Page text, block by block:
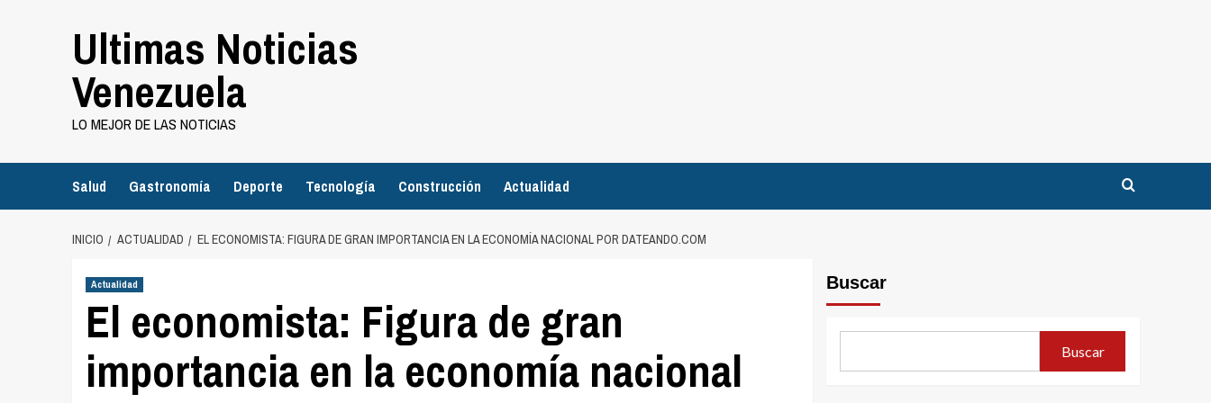
Ultimas Noticias
Venezuela
LO MEJOR DE LAS NOTICIAS
Salud Gastronomía Deporte Tecnología Construcción Actualidad
INICIO ACTUALIDAD EL ECONOMISTA: FIGURA DE GRAN IMPORTANCIA EN LA ECONOMÍA NACIONAL POR DATEANDO.COM
Actualidad
El economista: Figura de gran
importancia en la economía nacional
Buscar
Buscar